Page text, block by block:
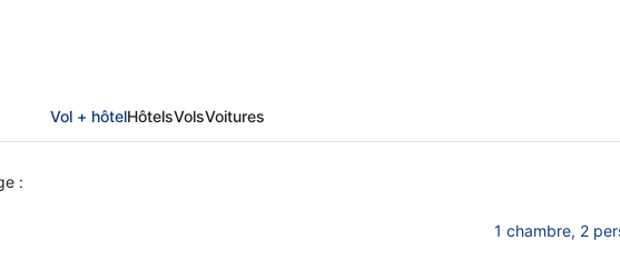
Vol + hôtelHôtelsVolsVoitures
:
1 chambre, 2